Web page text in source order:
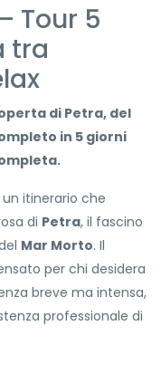
Tour 5
tra
di Petra, del
in 5 giorni
itinerario che
di Petra, il fascino
Mar Morto. Il
per chi desidera
breve ma intensa,
professionale di